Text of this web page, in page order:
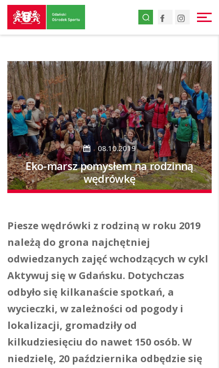
Przejdź
do
treści
Przejdź
do
strony
Facebook
08.10.2019
Eko-marsz pomysłem na rodzinną
wędrówkę
Piesze wędrówki z rodziną w roku 2019
należą do grona najchętniej
odwiedzanych zajęć wchodzących w cykl
Aktywuj się w Gdańsku. Dotychczas
odbyło się kilkanaście spotkań, a
wycieczki, w zależności od pogody i
lokalizacji, gromadziły od
kilkudziesięciu do nawet 150 osób. W
niedzielę, 20 października odbędzie się